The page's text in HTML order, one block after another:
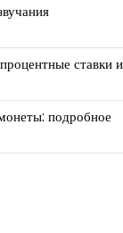
ставки и
подробное